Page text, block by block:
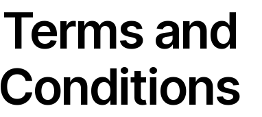
Terms and
Conditions